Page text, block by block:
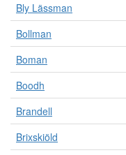
k
i
g
n
Bly Lässman
Bollman
Boman
Boodh
Brandell
Brixskiöld